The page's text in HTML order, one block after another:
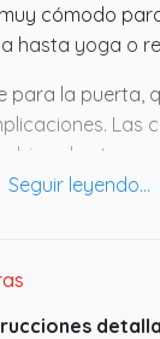
cómodo
hasta yoga o
para la puerta,
el entreno
algo